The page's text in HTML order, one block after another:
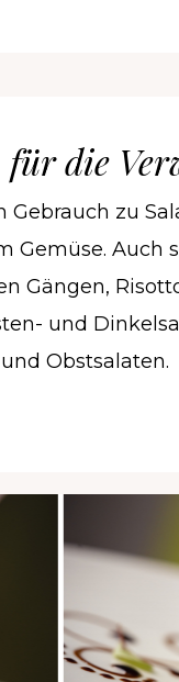
die
Gebrauch zu
Gemüse. Auch
Gängen,
und
Obstsalaten.